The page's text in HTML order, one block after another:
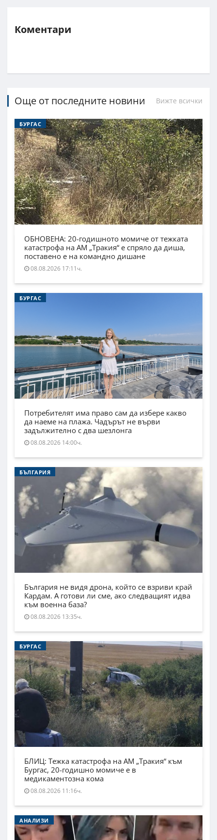
Коментари
Още от последните новини Вижте всички
БУРГАС
ОБНОВЕНА: 20-годишното момиче от тежката
катастрофа на АМ „Тракия“ е спряло да диша,
поставено е на командно дишане
08.08.2026 17:11ч.
БУРГАС
Потребителят има право сам да избере какво
да наеме на плажа. Чадърът не върви
задължително с два шезлонга
08.08.2026 14:00ч.
БЪЛГАРИЯ
България не видя дрона, който се взриви край
Кардам. А готови ли сме, ако следващият идва
към военна база?
08.08.2026 13:35ч.
БУРГАС
БЛИЦ: Тежка катастрофа на АМ „Тракия“ към
Бургас, 20-годишно момиче е в
медикаментозна кома
08.08.2026 11:16ч.
АНАЛИЗИ